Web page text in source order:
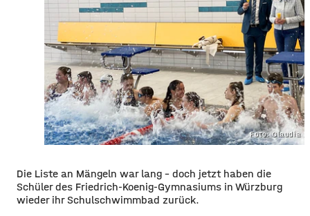
Foto: Claudia
Die Liste an Mängeln war lang – doch jetzt haben die
Schüler des Friedrich-Koenig-Gymnasiums in Würzburg
wieder ihr Schulschwimmbad zurück.